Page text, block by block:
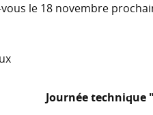
le 18 novembre
Journée technique